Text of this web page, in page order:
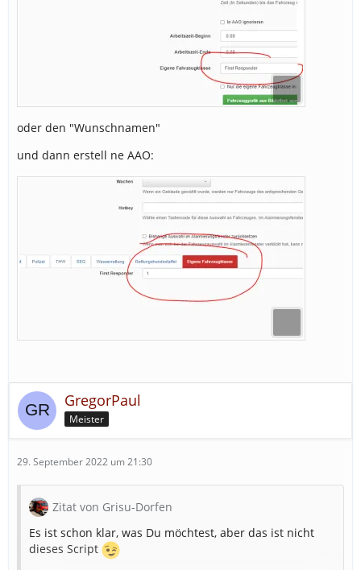
oder den "Wunschnamen"
und dann erstell ne AAO:
GregorPaul
Meister
29. September 2022 um 21:30
Zitat von Grisu-Dorfen
Es ist schon klar, was Du möchtest, aber das ist nicht
dieses Script